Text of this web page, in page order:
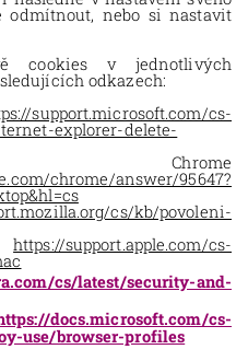
odmítnout, nebo si nastavit
cookies v jednotlivých
odkazech:
support.microsoft.com/cs-
explorer-delete-
Chrome
chrome/answer/95647?
cs/kb/povoleni-
https://support.apple.com/cs-
cs/latest/security-and-
docs.microsoft.com/cs-
use/browser-profiles